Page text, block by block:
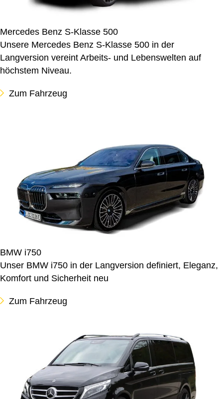
Mercedes Benz S-Klasse 500
Unsere Mercedes Benz S-Klasse 500 in der
Langversion vereint Arbeits- und Lebenswelten auf
höchstem Niveau.
Zum Fahrzeug
BMW i750
Unser BMW i750 in der Langversion definiert, Eleganz,
Komfort und Sicherheit neu
Zum Fahrzeug